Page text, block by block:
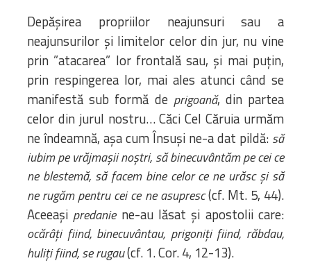
Depășirea propriilor neajunsuri sau a
neajunsurilor și limitelor celor din jur, nu vine
prin ”atacarea” lor frontală sau, și mai puțin,
prin respingerea lor, mai ales atunci când se
manifestă sub formă de prigoană, din partea
celor din jurul nostru… Căci Cel Căruia urmăm
ne îndeamnă, așa cum Însuși ne-a dat pildă: să
iubim pe vrăjmașii noștri, să binecuvântăm pe cei ce
ne blestemă, să facem bine celor ce ne urăsc și să
ne rugăm pentru cei ce ne asupresc(cf. Mt. 5, 44).
Aceeași predaniene-au lăsat și apostolii care:
ocărâți fiind, binecuvântau, prigoniți fiind, răbdau,
huliți fiind, se rugau(cf. 1. Cor. 4, 12-13).